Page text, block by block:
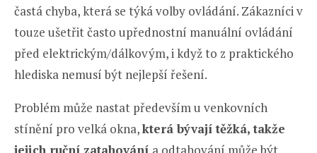
častá chyba, která se týká volby ovládání. Zákazníci v
touze ušetřit často upřednostní manuální ovládání
před elektrickým/dálkovým, i když to z praktického
hlediska nemusí být nejlepší řešení.
Problém může nastat především u venkovních
stínění pro velká okna,která bývají těžká, takže